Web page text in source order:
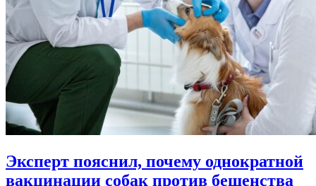
Эксперт пояснил, почему однократной
вакцинации собак против бешенства